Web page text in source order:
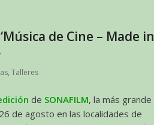
de Cine – Made in
,Talleres
de SONAFILM, la más grande
de agosto en las localidades de